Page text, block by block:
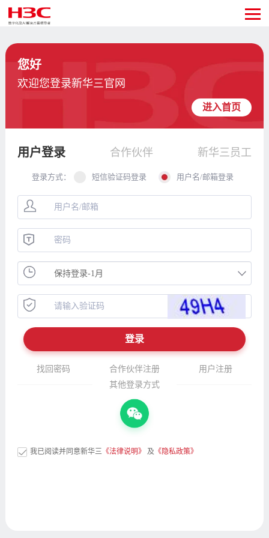
您好
欢迎您登录新华三官网
进入首页
用户登录 合作伙伴 新华三员工
登录方式： 短信验证码登录 用户名/邮箱登录
找回密码 合作伙伴注册
用户注册
其他登录方式
我已阅读并同意新华三《法律说明》 及 《隐私政策》